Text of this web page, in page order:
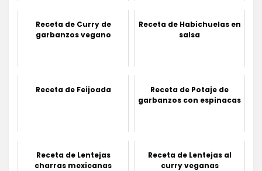
Receta de Curry de
garbanzos vegano
Receta de Habichuelas en
salsa
Receta de Feijoada
Receta de Potaje de
garbanzos con espinacas
Receta de Lentejas
charras mexicanas
Receta de Lentejas al
curry veganas